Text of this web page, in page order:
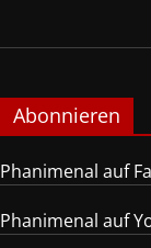
Abonnieren
Phanimenal auf
Phanimenal auf